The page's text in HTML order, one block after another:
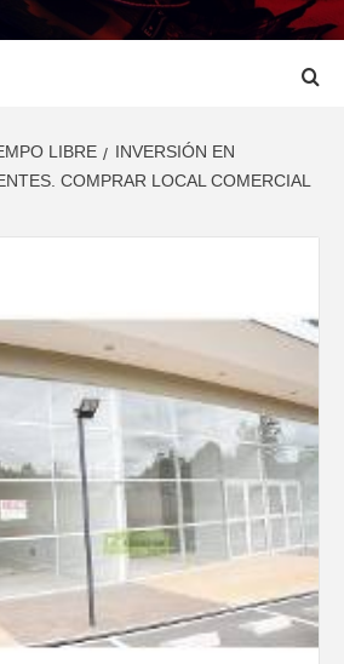
LIBRE
INVERSIÓN EN
COMPRAR LOCAL COMERCIAL